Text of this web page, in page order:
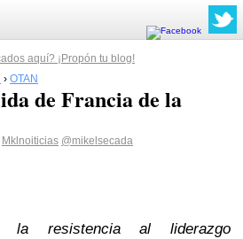
aquí? ¡Propón tu blog!
› OTAN
de Francia de la
Mklnoiticias @mikelsecada
la resistencia al liderazgo